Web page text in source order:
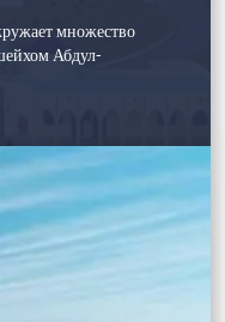
множество
Абдул-